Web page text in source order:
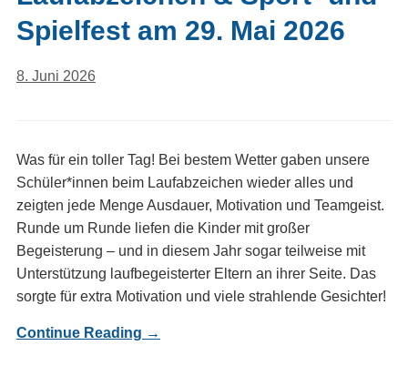
Spielfest am 29. Mai 2026
8. Juni 2026
Was für ein toller Tag! Bei bestem Wetter gaben unsere
Schüler*innen beim Laufabzeichen wieder alles und
zeigten jede Menge Ausdauer, Motivation und Teamgeist.
Runde um Runde liefen die Kinder mit großer
Begeisterung – und in diesem Jahr sogar teilweise mit
Unterstützung laufbegeisterter Eltern an ihrer Seite. Das
sorgte für extra Motivation und viele strahlende Gesichter!
Continue Reading →